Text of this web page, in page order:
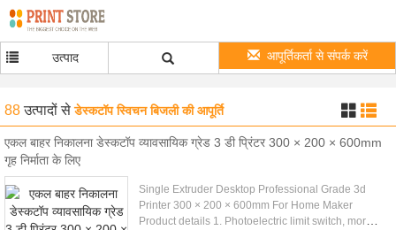
उत्पाद आपूर्तिकर्ता से संपर्क करें
88 उत्पादों से डेस्कटॉप स्विचन बिजली की आपूर्ति
एकल बाहर निकालना डेस्कटॉप व्यावसायिक ग्रेड 3 डी प्रिंटर 300 × 200 × 600mm
गृह निर्माता के लिए
Single Extruder Desktop Professional Grade 3d
Printer 300 × 200 × 600mm For Home Maker
Product details 1. Photoelectric limit switch, more